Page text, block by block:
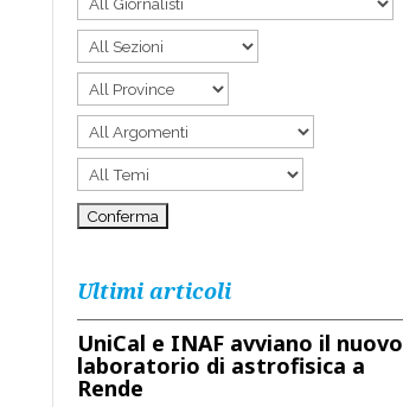
Ultimi articoli
UniCal e INAF avviano il nuovo
laboratorio di astrofisica a
Rende